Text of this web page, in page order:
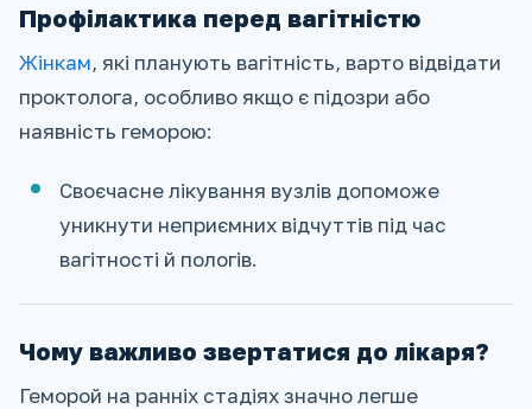
Профілактика перед вагітністю
Жінкам, які планують вагітність, варто відвідати
проктолога, особливо якщо є підозри або
наявність геморою:
Своєчасне лікування вузлів допоможе
уникнути неприємних відчуттів під час
вагітності й пологів.
Чому важливо звертатися до лікаря?
Геморой на ранніх стадіях значно легше